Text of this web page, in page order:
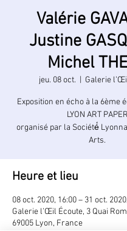
Valérie
Justine
Michel
jeu. 08 oct. Galerie
Exposition en écho à la 6ème
LYON ART PAPER
organisé par la Société́
Heure et lieu
08 oct. 2020, 16:00 – 31 oct.
Galerie l’Œil Écoute, 3 Quai
69005 Lyon, France